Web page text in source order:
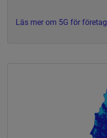
Läs mer om 5G för företag